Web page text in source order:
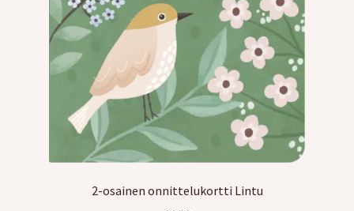
2-osainen onnittelukortti Lintu